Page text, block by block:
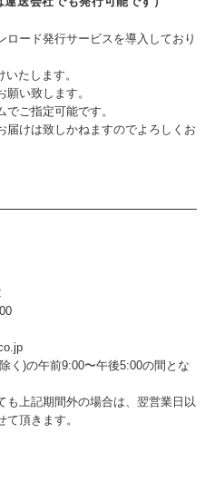
ード発行サービスを導入しており
たします。
い致します。
ご指定可能です。
届けは致しかねますのでよろしくお
く)の午前9:00〜午後5:00の間とな
も上記期間外の場合は、翌営業日以
頂きます。